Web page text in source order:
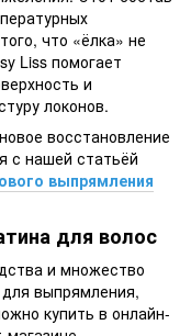
что «ёлка» не
Liss помогает
и
локонов.
восстановление
с нашей статьёй
выпрямления
для волос
и множество
выпрямления,
купить в онлайн-